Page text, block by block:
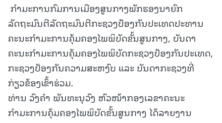
ກໍາມະການກົມການເມືອງສູນກາງພັກຮອງນາຍົກ
ລັດຖະມົນຕີລັດຖະມົນຕີກະຊວງປ້ອງກັນປະເທດປະທານ
ຄະນະກໍາມະການຄຸ້ມຄອງໄພພິບັດຂັ້ນສູນກາງ, ບັນດາ
ຄະນະກໍາມະການຄຸ້ມຄອງໄພພິບັດກະຊວງປ້ອງກັນປະເທດ,
ກະຊວງປ້ອງກັນຄວາມສະຫງົບ ແລະ ບັນດາກະຊວງທີ່
ກ່ຽວຂ້ອງເຂົ້າຮ່ວມ.
ທ່ານ ວົງຄໍາ ພັນທະນຸວົງ ຫົວໜ້າກອງເລຂາຄະນະ
ກຳມະການຄຸ້ມຄອງໄພພິບັດຂັ້ນສູນກາງ ໄດ້ລາຍງານ